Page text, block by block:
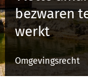
bezwaren
werkt
Omgevingsrecht